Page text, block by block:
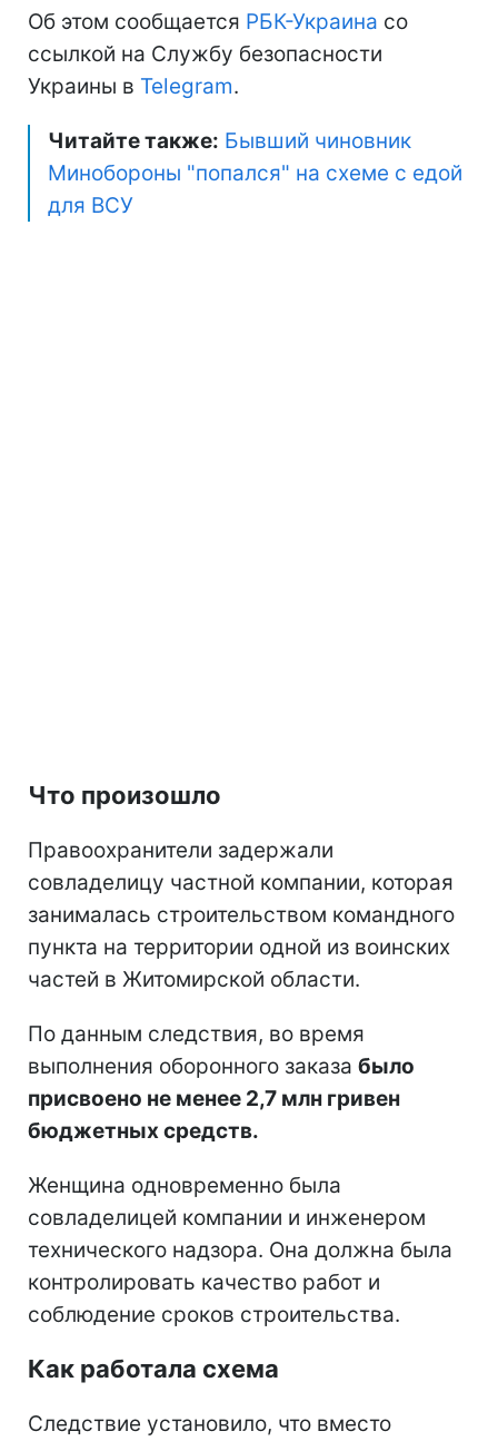
Об этом сообщается РБК-Украина со
ссылкой на Службу безопасности
Украины в Telegram.
Читайте также: Бывший чиновник
Минобороны "попался" на схеме с едой
для ВСУ
Что произошло
Правоохранители задержали
совладелицу частной компании, которая
занималась строительством командного
пункта на территории одной из воинских
частей в Житомирской области.
По данным следствия, во время
выполнения оборонного заказа было
присвоено не менее 2,7 млн гривен
бюджетных средств.
Женщина одновременно была
совладелицей компании и инженером
технического надзора. Она должна была
контролировать качество работ и
соблюдение сроков строительства.
Как работала схема
Следствие установило, что вместо